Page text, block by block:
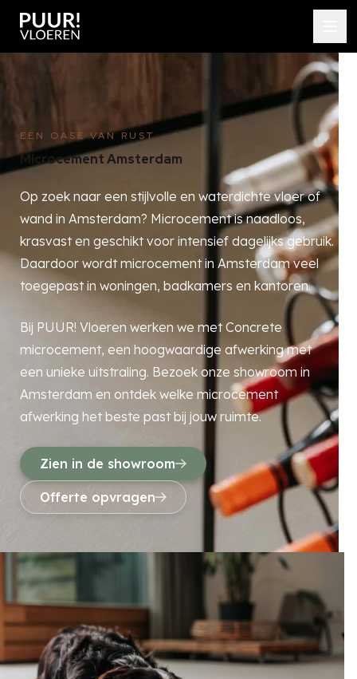
EEN OASE VAN RUST
Microcement Amsterdam
Op zoek naar een stijlvolle en waterdichte vloer of
wand in Amsterdam? Microcement is naadloos,
krasvast en geschikt voor intensief dagelijks gebruik.
Daardoor wordt microcement in Amsterdam veel
toegepast in woningen, badkamers en kantoren.
Bij PUUR! Vloeren werken we met Concrete
microcement, een hoogwaardige afwerking met
een unieke uitstraling. Bezoek onze showroom in
Amsterdam en ontdek welke microcement
afwerking het beste past bij jouw ruimte.
Zien in de showroom
Offerte opvragen